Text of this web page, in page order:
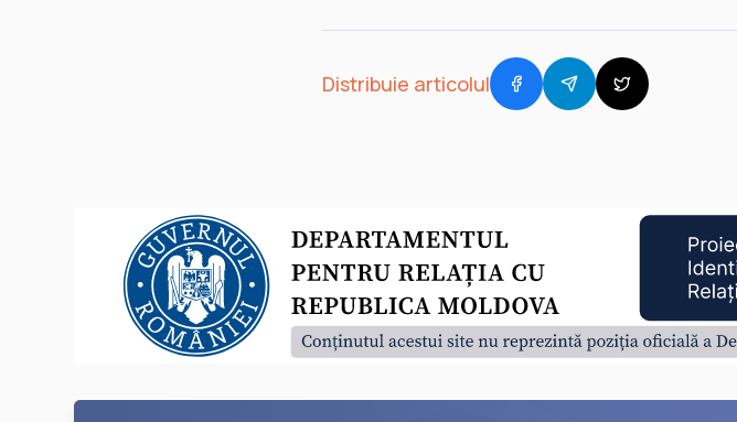
Distribuie articolul